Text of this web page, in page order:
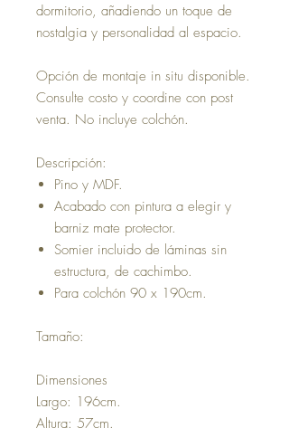
dormitorio, añadiendo un toque de
nostalgia y personalidad al espacio.
Opción de montaje in situ disponible.
Consulte costo y coordine con post
venta. No incluye colchón.
Descripción:
Pino y MDF.
Acabado con pintura a elegir y
barniz mate protector.
Somier incluido de láminas sin
estructura, de cachimbo.
Para colchón 90 x 190cm.
Tamaño:
Dimensiones
Largo: 196cm.
Altura: 57cm.